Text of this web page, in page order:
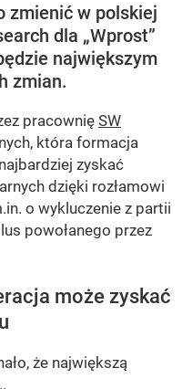
zmienić w polskiej
dla „Wprost”
największym
zmian.
pracownię SW
która formacja
zyskać
dzięki rozłamowi
o wykluczenie z partii
powołanego przez
może zyskać
że największą